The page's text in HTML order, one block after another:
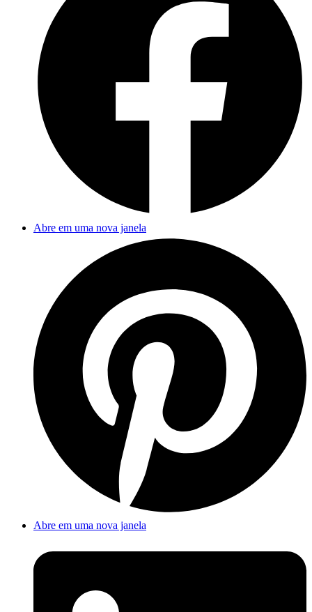
Abre em uma nova janela
Abre em uma nova janela